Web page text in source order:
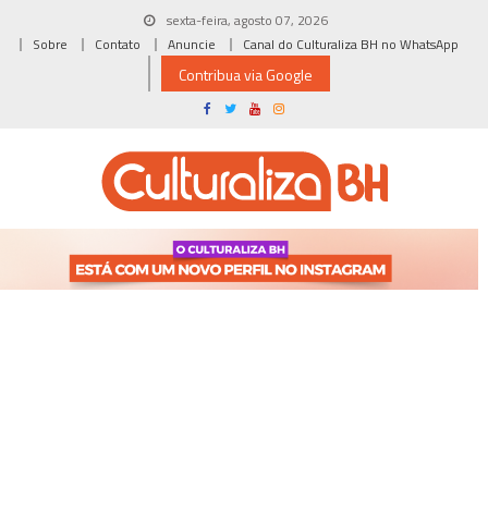
sexta-feira, agosto 07, 2026
Sobre
Contato Anuncie Canal do Culturaliza BH no WhatsApp
Contribua via Google